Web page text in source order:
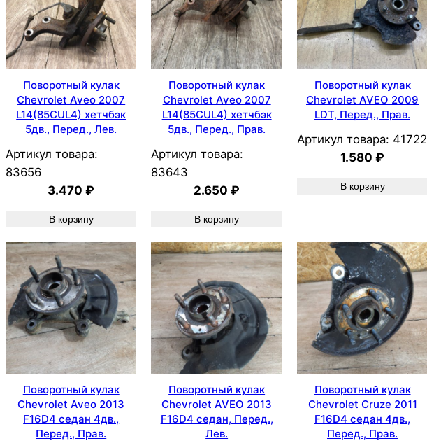
Поворотный кулак
Chevrolet Aveo 2007
L14(85CUL4) хетчбэк
5дв., Перед., Лев.
Артикул товара:
83656
3.470₽
В корзину
Поворотный кулак
Chevrolet Aveo 2007
L14(85CUL4) хетчбэк
5дв., Перед., Прав.
Артикул товара:
83643
2.650₽
В корзину
Поворотный кулак
Chevrolet AVEO 2009
LDT, Перед., Прав.
Артикул товара: 41722
1.580₽
В корзину
Поворотный кулак
Chevrolet Aveo 2013
F16D4 седан 4дв.,
Перед., Прав.
Поворотный кулак
Chevrolet AVEO 2013
F16D4 седан, Перед.,
Лев.
Поворотный кулак
Chevrolet Cruze 2011
F16D4 седан 4дв.,
Перед., Прав.